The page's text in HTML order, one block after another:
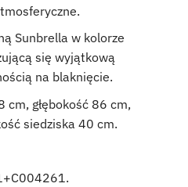
Sunbrella w kolorze
się wyjątkową
na blaknięcie.
cm, głębokość 86 cm,
siedziska 40 cm.